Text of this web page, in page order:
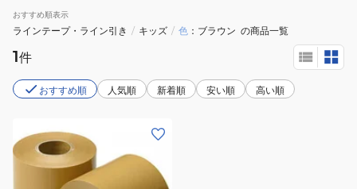
おすすめ順表示
ラインテープ・ライン引き / キッズ / 色 ブラウン の商品一覧
1件
おすすめ順 人気順 新着順 安い順 高い順